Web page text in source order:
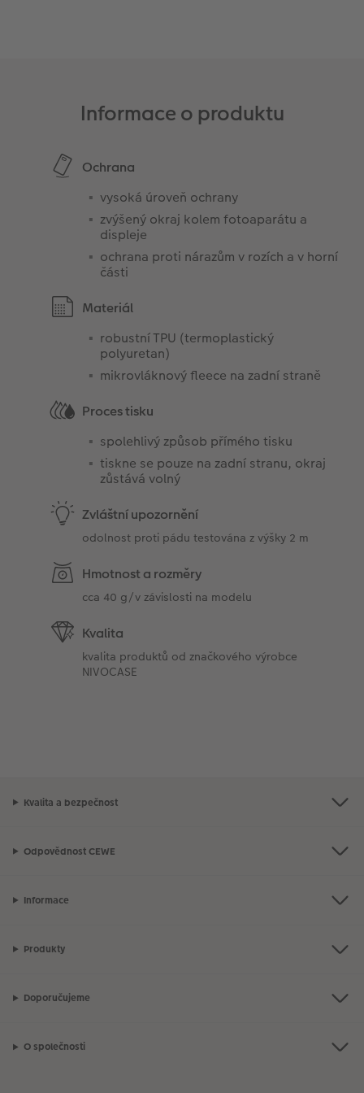
Informace o produktu
Ochrana
vysoká úroveň ochrany
zvýšený okraj kolem fotoaparátu a
displeje
ochrana proti nárazům v rozích a v horní
části
Materiál
robustní TPU (termoplastický
polyuretan)
mikrovláknový fleece na zadní straně
Proces tisku
spolehlivý způsob přímého tisku
tiskne se pouze na zadní stranu, okraj
zůstává volný
Zvláštní upozornění
odolnost proti pádu testována z výšky 2 m
Hmotnost a rozměry
cca 40 g/v závislosti na modelu
Kvalita
kvalita produktů od značkového výrobce
NIVOCASE
Kvalita a bezpečnost
Odpovědnost CEWE
Informace
Produkty
Doporučujeme
O společnosti